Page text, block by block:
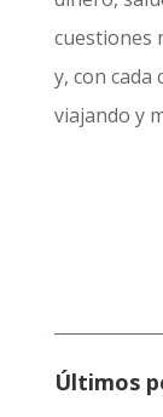
cuestiones
y, con cada
viajando y
Últimos